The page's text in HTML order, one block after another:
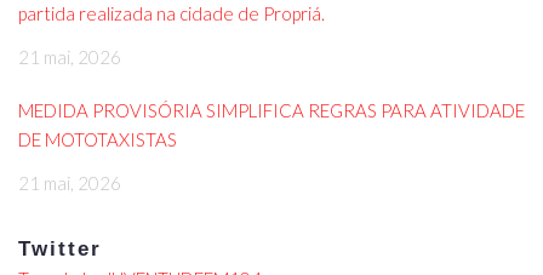
partida realizada na cidade de Propriá.
21 mai, 2026
MEDIDA PROVISÓRIA SIMPLIFICA REGRAS PARA ATIVIDADE
DE MOTOTAXISTAS
21 mai, 2026
Twitter